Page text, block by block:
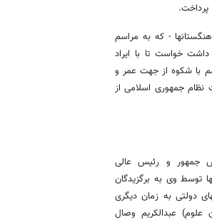
پرداخت.
- که به مراسم
خواست تا با ایراد
با شکوه از جهت عمر و
جمهوری اسلامی از
جمهور و رئیس عالی
توسط وی به برگزیدگان
دولتی به زمان دیگری
عبدالکریم وصال